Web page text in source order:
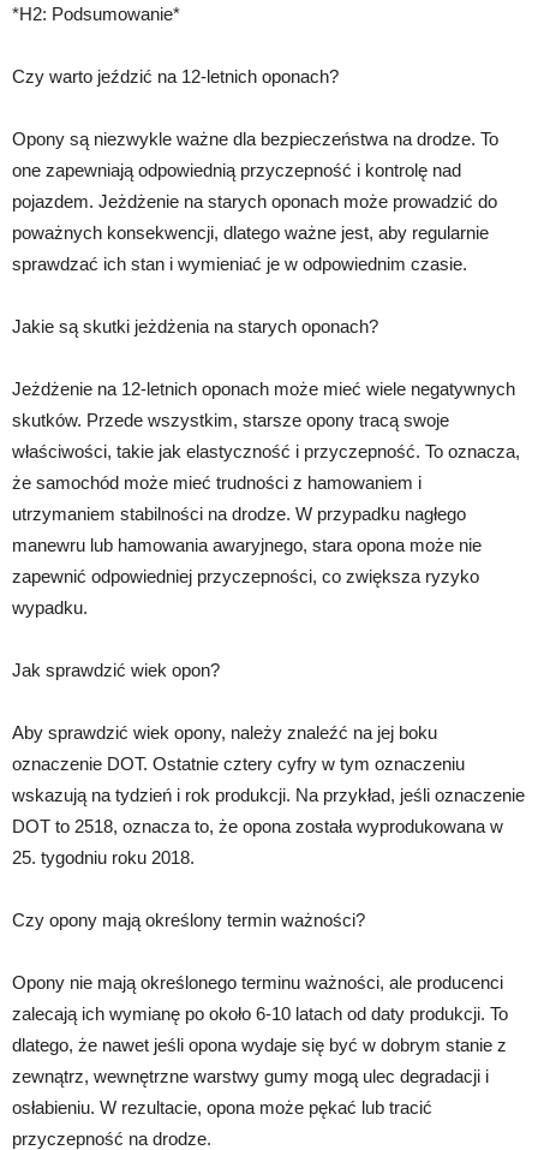
*H2: Podsumowanie*
Czy warto jeździć na 12-letnich oponach?
Opony są niezwykle ważne dla bezpieczeństwa na drodze. To
one zapewniają odpowiednią przyczepność i kontrolę nad
pojazdem. Jeżdżenie na starych oponach może prowadzić do
poważnych konsekwencji, dlatego ważne jest, aby regularnie
sprawdzać ich stan i wymieniać je w odpowiednim czasie.
Jakie są skutki jeżdżenia na starych oponach?
Jeżdżenie na 12-letnich oponach może mieć wiele negatywnych
skutków. Przede wszystkim, starsze opony tracą swoje
właściwości, takie jak elastyczność i przyczepność. To oznacza,
że samochód może mieć trudności z hamowaniem i
utrzymaniem stabilności na drodze. W przypadku nagłego
manewru lub hamowania awaryjnego, stara opona może nie
zapewnić odpowiedniej przyczepności, co zwiększa ryzyko
wypadku.
Jak sprawdzić wiek opon?
Aby sprawdzić wiek opony, należy znaleźć na jej boku
oznaczenie DOT. Ostatnie cztery cyfry w tym oznaczeniu
wskazują na tydzień i rok produkcji. Na przykład, jeśli oznaczenie
DOT to 2518, oznacza to, że opona została wyprodukowana w
25. tygodniu roku 2018.
Czy opony mają określony termin ważności?
Opony nie mają określonego terminu ważności, ale producenci
zalecają ich wymianę po około 6-10 latach od daty produkcji. To
dlatego, że nawet jeśli opona wydaje się być w dobrym stanie z
zewnątrz, wewnętrzne warstwy gumy mogą ulec degradacji i
osłabieniu. W rezultacie, opona może pękać lub tracić
przyczepność na drodze.